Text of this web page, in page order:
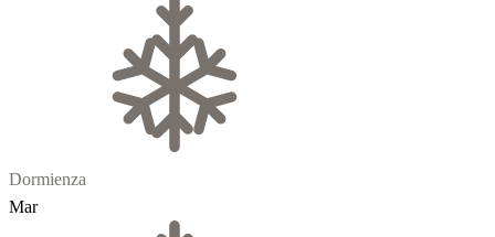
Dormienza
Mar